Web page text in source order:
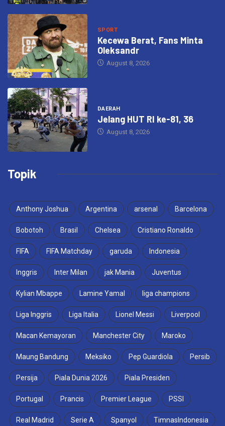
SPORT
Kecewa Berat, Fans Minta
Oleksandr
August 8, 2026
DAERAH
Jelang HUT RI ke-81, 36
August 8, 2026
Topik
Anthony Joshua Argentina arsenal Barcelona
Bobotoh Brasil Chelsea Cristiano Ronaldo
FIFA FIFA Matchday garuda Indonesia
Inggris Inter Milan jak Mania Juventus
Kylian Mbappe Lamine Yamal liga champions
Liga Inggris Liga Italia Lionel Messi Liverpool
Macan Kemayoran Manchester City Maroko
Maung Bandung Meksiko Pep Guardiola Persib
Persija Piala Dunia 2026 Piala Presiden
Portugal Prancis Premier League PSSI
Real Madrid Serie A Spanyol TimnasIndonesia